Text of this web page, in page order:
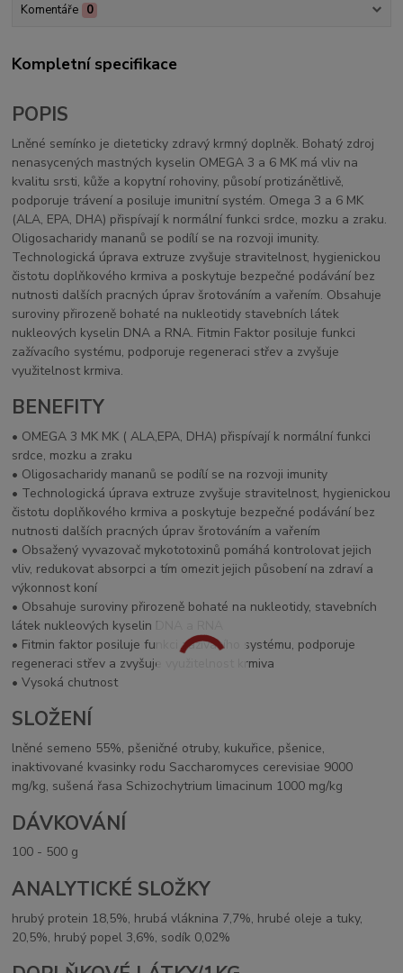
Komentáře 0
Kompletní specifikace
POPIS
Lněné semínko je dieteticky zdravý krmný doplněk. Bohatý zdroj
nenasycených mastných kyselin OMEGA 3 a 6 MK má vliv na
kvalitu srsti, kůže a kopytní rohoviny, působí protizánětlivě,
podporuje trávení a posiluje imunitní systém. Omega 3 a 6 MK
(ALA, EPA, DHA) přispívají k normální funkci srdce, mozku a zraku.
Oligosacharidy mananů se podílí se na rozvoji imunity.
Technologická úprava extruze zvyšuje stravitelnost, hygienickou
čistotu doplňkového krmiva a poskytuje bezpečné podávání bez
nutnosti dalších pracných úprav šrotováním a vařením. Obsahuje
suroviny přirozeně bohaté na nukleotidy stavebních látek
nukleových kyselin DNA a RNA. Fitmin Faktor posiluje funkci
zažívacího systému, podporuje regeneraci střev a zvyšuje
využitelnost krmiva.
BENEFITY
• OMEGA 3 MK MK ( ALA,EPA, DHA) přispívají k normální funkci
srdce, mozku a zraku
• Oligosacharidy mananů se podílí se na rozvoji imunity
• Technologická úprava extruze zvyšuje stravitelnost, hygienickou
čistotu doplňkového krmiva a poskytuje bezpečné podávání bez
nutnosti dalších pracných úprav šrotováním a vařením
• Obsažený vyvazovač mykototoxinů pomáhá kontrolovat jejich
vliv, redukovat absorpci a tím omezit jejich působení na zdraví a
výkonnost koní
• Obsahuje suroviny přirozeně bohaté na nukleotidy, stavebních
látek nukleových kyselin DNA a RNA
• Fitmin faktor posiluje funkci zažívacího systému, podporuje
regeneraci střev a zvyšuje využitelnost krmiva
• Vysoká chutnost
SLOŽENÍ
lněné semeno 55%, pšeničné otruby, kukuřice, pšenice,
inaktivované kvasinky rodu Saccharomyces cerevisiae 9000
mg/kg, sušená řasa Schizochytrium limacinum 1000 mg/kg
DÁVKOVÁNÍ
100 - 500 g
ANALYTICKÉ SLOŽKY
hrubý protein 18,5%, hrubá vláknina 7,7%, hrubé oleje a tuky,
20,5%, hrubý popel 3,6%, sodík 0,02%